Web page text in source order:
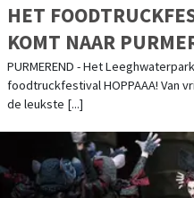
HET
KOMT NAAR
PURMEREND - Het
foodtruckfestival HOPPAAA! Van
de leukste [...]